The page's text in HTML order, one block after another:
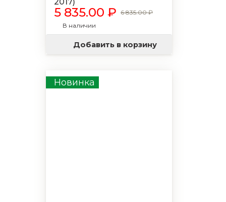
5 835.00 ₽ 6 835.00 ₽
В наличии
Добавить в корзину
Новинка